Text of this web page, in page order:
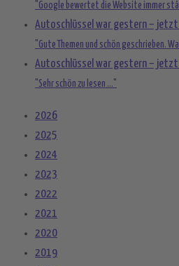
"Google bewertet die Website immer
Autoschlüssel war gestern – jetzt
"Gute Themen und schön geschrieben.
Autoschlüssel war gestern – jetzt
"Sehr schön zu lesen ..."
2026
2025
2024
2023
2022
2021
2020
2019